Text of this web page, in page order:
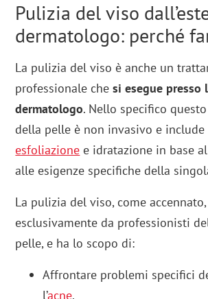
Pulizia del viso
dermatologo: perché
La pulizia del viso è anche un
professionale che si esegue presso
dermatologo. Nello specifico
della pelle è non invasivo e include
esfoliazione e idratazione in base
alle esigenze specifiche della
La pulizia del viso, come
esclusivamente da professionisti
pelle, e ha lo scopo di:
Affrontare problemi specifici
l’acne.